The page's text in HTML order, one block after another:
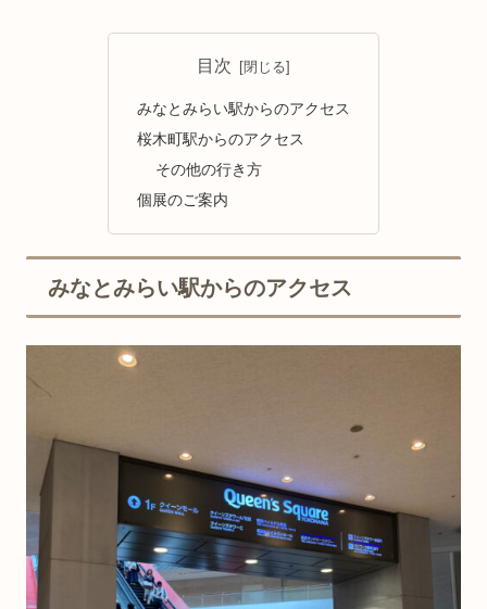
目次
みなとみらい駅からのアクセス
桜木町駅からのアクセス
その他の行き方
個展のご案内
みなとみらい駅からのアクセス